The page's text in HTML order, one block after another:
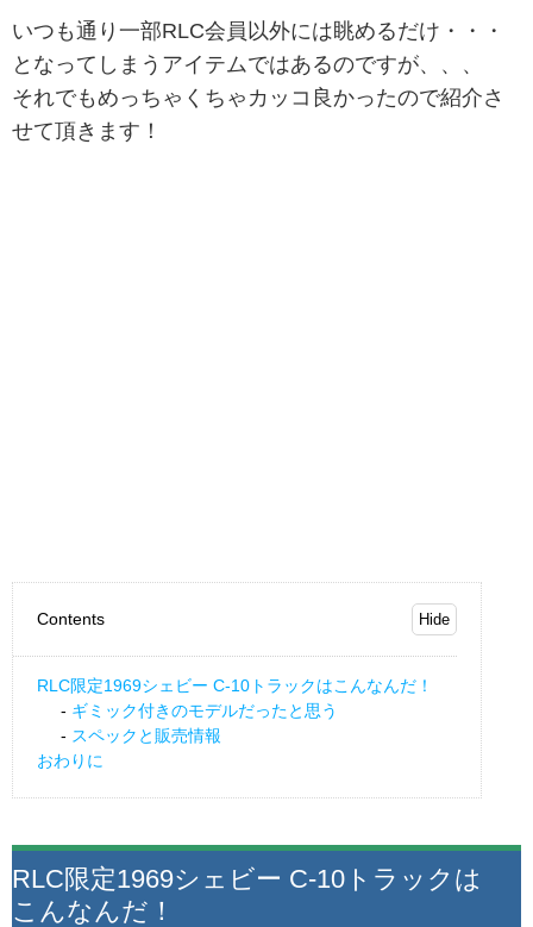
いつも通り一部RLC会員以外には眺めるだけ・・・
となってしまうアイテムではあるのですが、、、
それでもめっちゃくちゃカッコ良かったので紹介さ
せて頂きます！
Contents
RLC限定1969シェビー C-10トラックはこんなんだ！
ギミック付きのモデルだったと思う
スペックと販売情報
おわりに
RLC限定1969シェビー C-10トラックは
こんなんだ！